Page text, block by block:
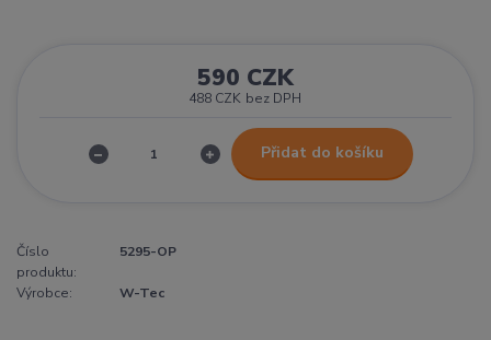
590 CZK
488 CZK bez DPH
Přidat do košíku
Číslo
produktu:
5295-OP
Výrobce: W-Tec